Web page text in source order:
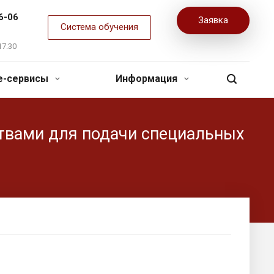
06
Система обучения
Заявка
сервисы Информация
для подачи специальных